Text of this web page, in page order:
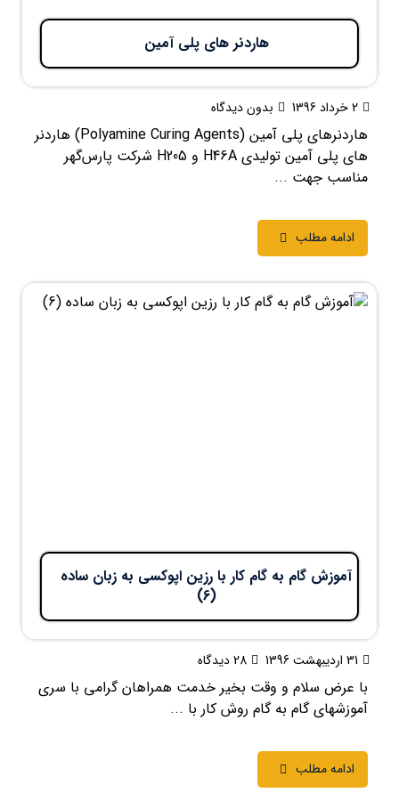
هاردنر های پلی آمین
2 خرداد 1396 بدون دیدگاه
هاردنرهای پلی‌ آمین (Polyamine Curing Agents) هاردنر
های پلی آمین تولیدی H46A و H205 شرکت پارس‌گهر
مناسب جهت ...
ادامه مطلب
آموزش گام به گام کار با رزین اپوکسی به زبان ساده
(6)
31 اردیبهشت 1396 28 دیدگاه
با عرض سلام و وقت بخیر خدمت همراهان گرامی با سری
آموزشهای گام به گام روش کار با ...
ادامه مطلب